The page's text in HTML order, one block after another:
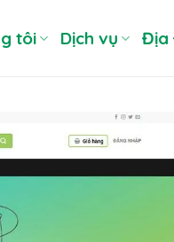
tôi Dịch vụ Địa